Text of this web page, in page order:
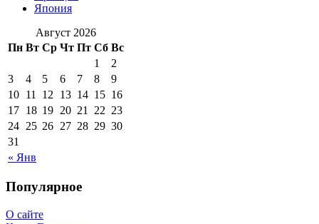
Япония
Август 2026
Пн Вт Ср Чт Пт Сб Вс
« Янв
1
2
3
4 5 6 7 8
9
10 11 12 13 14 15 16
17 18 19 20 21 22 23
24 25 26 27 28 29 30
31
Популярное
О сайте